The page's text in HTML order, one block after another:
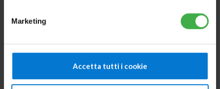
Marketing
Accetta tutti i cookie